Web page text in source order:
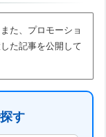
た、プロモーショ
た記事を公開して
す